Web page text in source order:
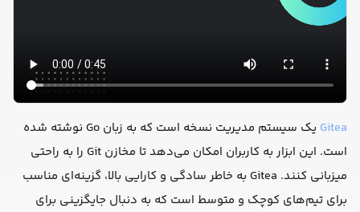
Gitea
یک سیستم مدیریت نسخه است که به زبان Go نوشته شده
است. این ابزار به کاربران امکان می‌دهد تا مخازن Git را به راحتی
میزبانی کنند. Gitea به خاطر سادگی و کارایی بالا، گزینه‌ای مناسب
برای تیم‌های کوچک و متوسط است که به دنبال جایگزینی برای